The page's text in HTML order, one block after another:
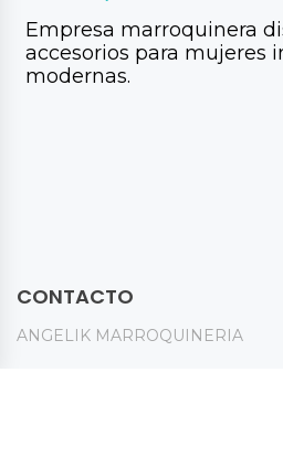
Empresa marroquinera
accesorios para mujeres
modernas.
CONTACTO
ANGELIK MARROQUINERIA